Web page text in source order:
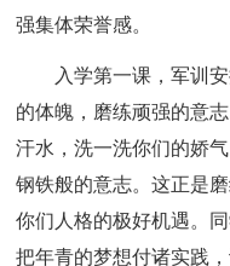
强集体荣誉感。
入学第一课，军训
的体魄，磨练顽强的意
汗水，洗一洗你们的娇
钢铁般的意志。这正是
你们人格的极好机遇。
把年青的梦想付诸实践